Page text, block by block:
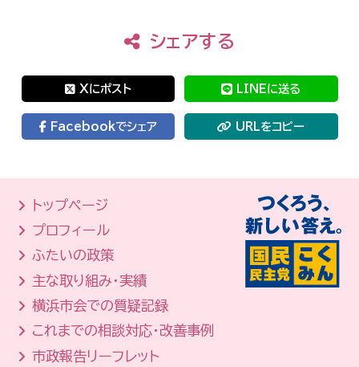
シェアする
Xにポスト LINEに送る
Facebookでシェア URLをコピー
トップページ
プロフィール
ふたいの政策
主な取り組み・実績
横浜市会での質疑記録
これまでの相談対応・改善事例
市政報告リーフレット